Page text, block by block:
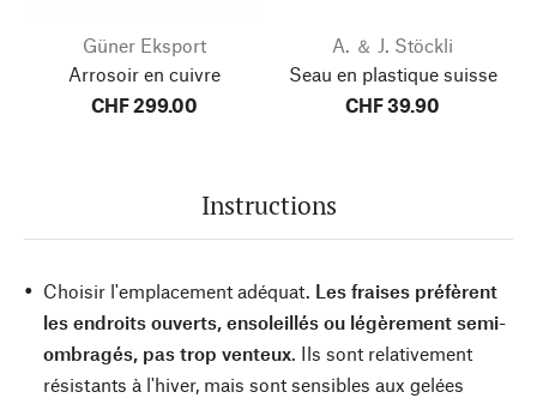
Güner Eksport
Arrosoir en cuivre
CHF 299.00
A. ＆ J. Stöckli
Seau en plastique suisse
CHF 39.90
Instructions
Choisir l'emplacement adéquat. Les fraises préfèrent
les endroits ouverts, ensoleillés ou légèrement semi-
ombragés, pas trop venteux. Ils sont relativement
résistants à l'hiver, mais sont sensibles aux gelées